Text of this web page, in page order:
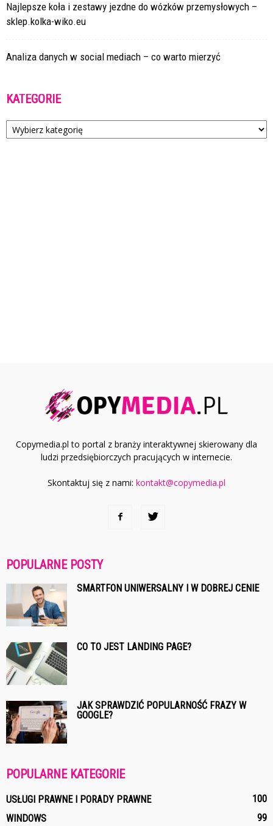
Najlepsze koła i zestawy jezdne do wózków przemysłowych –
sklep.kolka-wiko.eu
Analiza danych w social mediach – co warto mierzyć
KATEGORIE
Kategorie
Copymedia.pl to portal z branży interaktywnej skierowany dla
ludzi przedsiębiorczych pracujących w internecie.
Skontaktuj się z nami: kontakt@copymedia.pl
POPULARNE POSTY
SMARTFON UNIWERSALNY I W DOBREJ CENIE
CO TO JEST LANDING PAGE?
JAK SPRAWDZIĆ POPULARNOŚĆ FRAZY W
GOOGLE?
POPULARNE KATEGORIE
USŁUGI PRAWNE I PORADY PRAWNE
100
WINDOWS
99